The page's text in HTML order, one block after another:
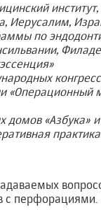
Иерусалим,
по
«Операционный
домов «Азбука»
с перфорациями.